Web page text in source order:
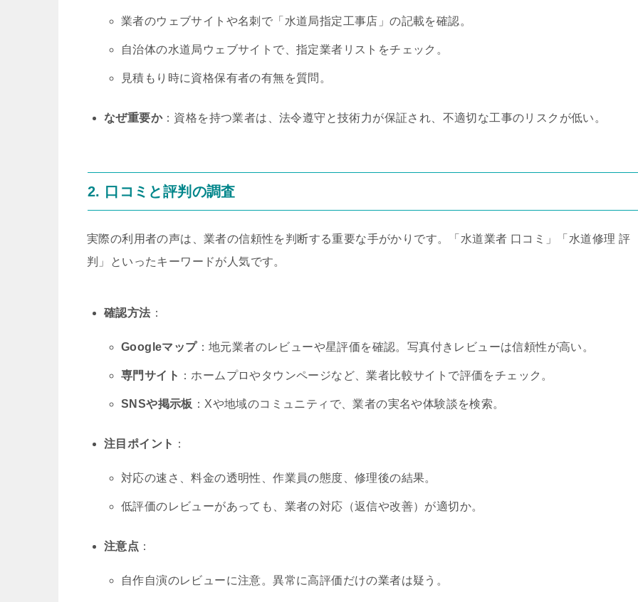
業者のウェブサイトや名刺で「水道局指定工事店」の記載を確認。
自治体の水道局ウェブサイトで、指定業者リストをチェック。
見積もり時に資格保有者の有無を質問。
なぜ重要か：資格を持つ業者は、法令遵守と技術力が保証され、不適切な工事のリスクが低い。
2. 口コミと評判の調査
実際の利用者の声は、業者の信頼性を判断する重要な手がかりです。「水道業者 口コミ」「水道修理 評
判」といったキーワードが人気です。
確認方法 ：
Googleマップ：地元業者のレビューや星評価を確認。写真付きレビューは信頼性が高い。
専門サイト ：ホームプロやタウンページなど、業者比較サイトで評価をチェック。
SNSや掲示板 ：Xや地域のコミュニティで、業者の実名や体験談を検索。
注目ポイント ：
対応の速さ、料金の透明性、作業員の態度、修理後の結果。
低評価のレビューがあっても、業者の対応（返信や改善）が適切か。
注意点 ：
自作自演のレビューに注意。異常に高評価だけの業者は疑う。